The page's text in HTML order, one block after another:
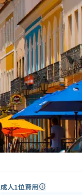
成人1位費用info